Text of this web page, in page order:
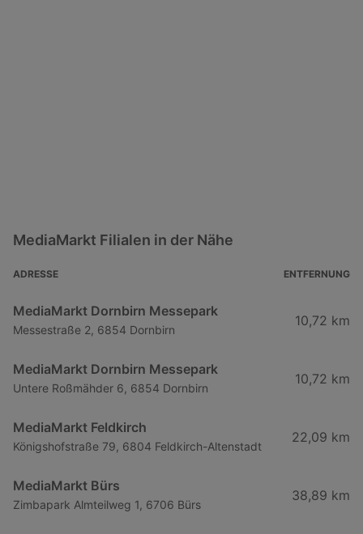
MediaMarkt Filialen in der Nähe
ADRESSE ENTFERNUNG
MediaMarkt Dornbirn Messepark
Messestraße 2, 6854 Dornbirn
10,72 km
MediaMarkt Dornbirn Messepark
Untere Roßmähder 6, 6854 Dornbirn
10,72 km
MediaMarkt Feldkirch
Königshofstraße 79, 6804 Feldkirch-Altenstadt
22,09 km
MediaMarkt Bürs
Zimbapark Almteilweg 1, 6706 Bürs
38,89 km